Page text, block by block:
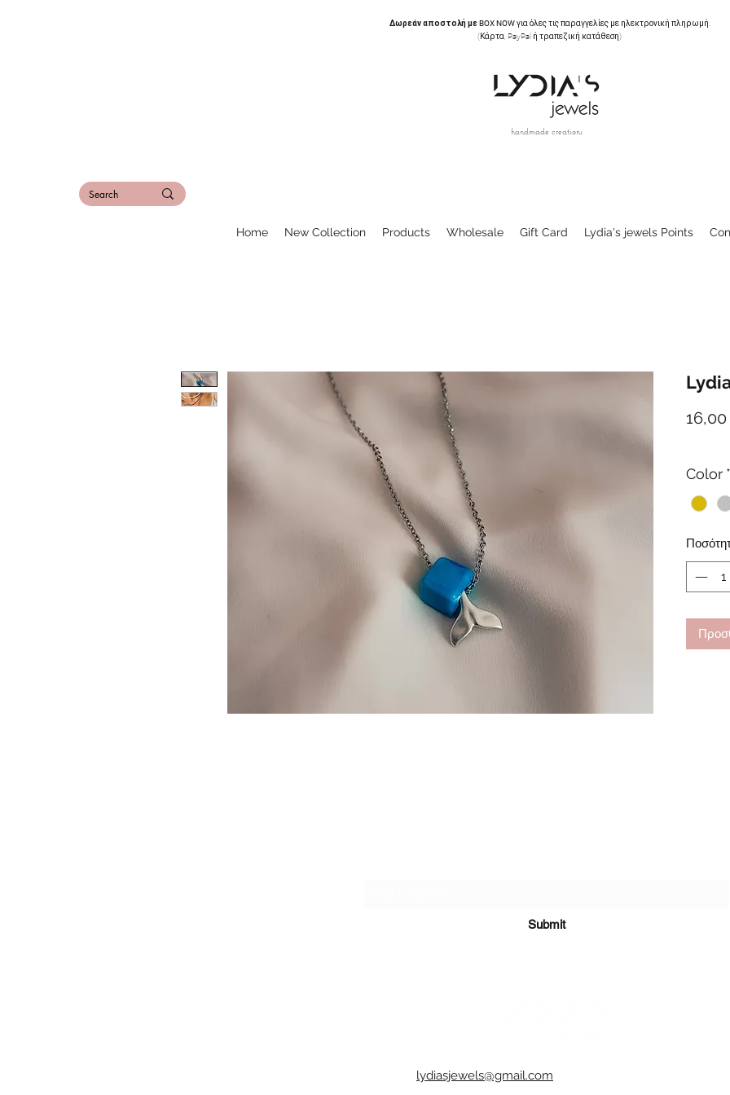
Δωρεάν αποστολή με BOX NOWγια όλες τις παραγγελίες με ηλεκτρονική πληρωμή.
(Κάρτα, PayPal ή τραπεζική κατάθεση)
handmade creations
Home New Collection Products Wholesale Gift Card Lydia's jewels Points
Color *
Submit
lydiasjewels@gmail.com